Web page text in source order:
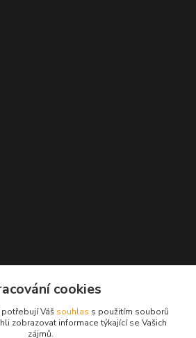
cookies
Váš souhlas s použitím souborů
zobrazovat informace týkající se Vašich
zájmů.